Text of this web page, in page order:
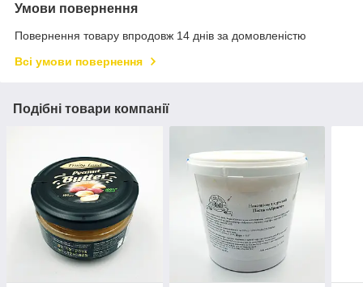
Умови повернення
Повернення товару впродовж 14 днів за домовленістю
Всі умови повернення
Подібні товари компанії